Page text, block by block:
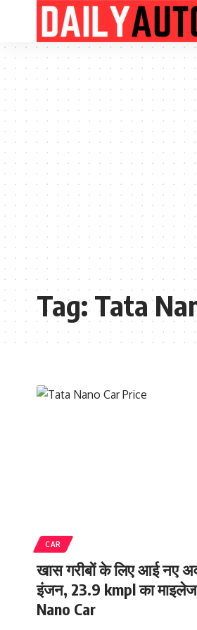
Tag:Tata
CAR
खास गरीबों के लिए आई नए
इंजन, 23.9 kmpl का
Nano Car